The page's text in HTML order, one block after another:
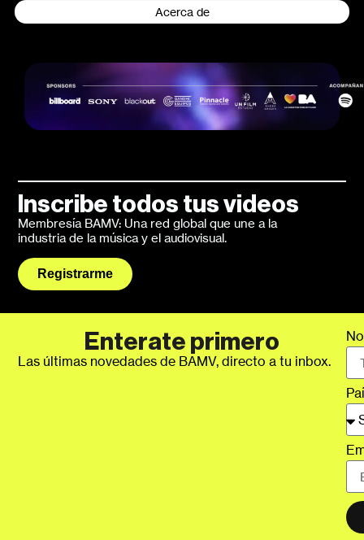
Acerca de
Inscribe todos tus videos
Membresía BAMV: Una red global que une a la
industria de la música y el audiovisual.
Registrarme
Enterate primero
Las últimas novedades de BAMV, directo a tu inbox.